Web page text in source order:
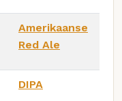
Amerikaanse
Red Ale
DIPA